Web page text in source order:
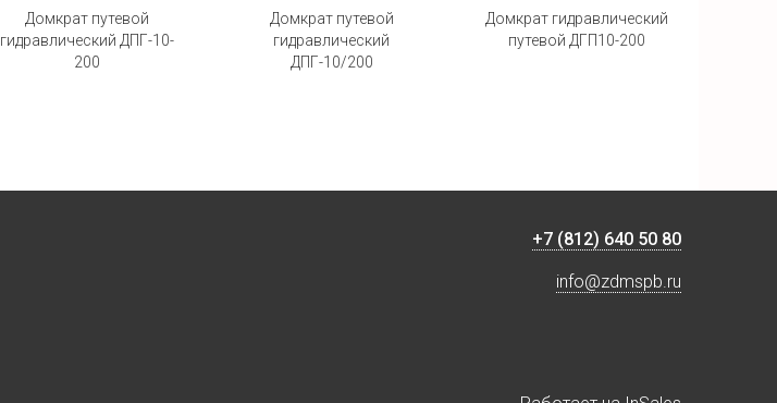
Домкрат путевой
гидравлический ДПГ-10-
200
Домкрат путевой
гидравлический
ДПГ-10/200
Домкрат гидравлический
путевой ДГП10-200
+7 (812) 640 50 80
info@zdmspb.ru